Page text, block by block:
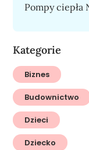
Pompy
Kategorie
Biznes
Budownictwo
Dzieci
Dziecko